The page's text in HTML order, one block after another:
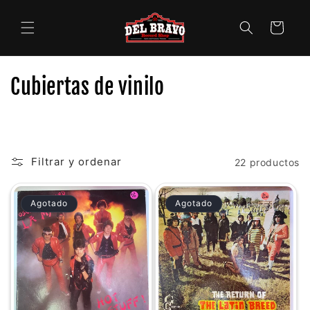
al contenido
Carrito
C
e
c
c
ó
n
Cubiertas de vinilo
Filtrar y ordenar 22 productos
Agotado Agotado